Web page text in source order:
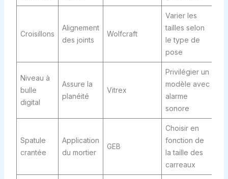
Croisillons
Alignement
des joints
Wolfcraft
Varier les
tailles selon
le type de
pose
Niveau à
bulle
digital
Assure la
planéité
Vitrex
Privilégier un
modèle avec
alarme
sonore
Spatule
crantée
Application
du mortier
GEB
Choisir en
fonction de
la taille des
carreaux